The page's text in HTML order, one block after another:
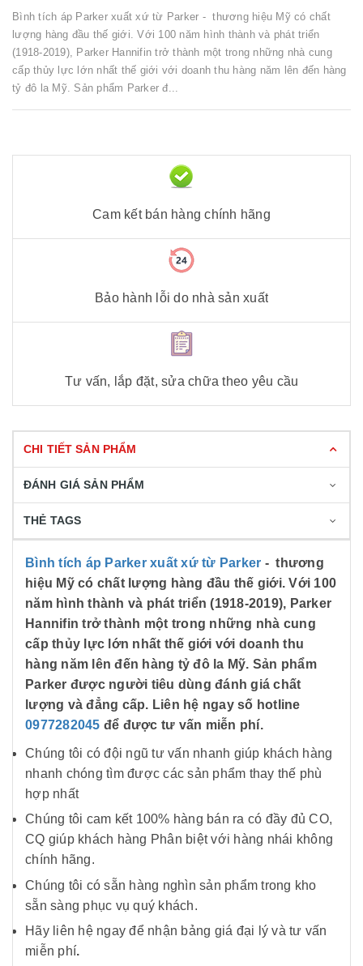
Bình tích áp Parker xuất xứ từ Parker - thương hiệu Mỹ có chất
lượng hàng đầu thế giới. Với 100 năm hình thành và phát triển
(1918-2019), Parker Hannifin trở thành một trong những nhà cung
cấp thủy lực lớn nhất thế giới với doanh thu hàng năm lên đến hàng
tỷ đô la Mỹ. Sản phẩm Parker đ...
Cam kết bán hàng chính hãng
Bảo hành lỗi do nhà sản xuất
Tư vấn, lắp đặt, sửa chữa theo yêu cầu
CHI TIẾT SẢN PHẨM
ĐÁNH GIÁ SẢN PHẨM
THẺ TAGS
Bình tích áp Parker xuất xứ từ Parker - thương
hiệu Mỹ có chất lượng hàng đầu thế giới. Với 100
năm hình thành và phát triển (1918-2019), Parker
Hannifin trở thành một trong những nhà cung
cấp thủy lực lớn nhất thế giới với doanh thu
hàng năm lên đến hàng tỷ đô la Mỹ. Sản phẩm
Parker được người tiêu dùng đánh giá chất
lượng và đẳng cấp. Liên hệ ngay số hotline
0977282045 để được tư vấn miễn phí.
Chúng tôi có đội ngũ tư vấn nhanh giúp khách hàng
nhanh chóng tìm được các sản phẩm thay thế phù
hợp nhất
Chúng tôi cam kết 100% hàng bán ra có đầy đủ CO,
CQ giúp khách hàng Phân biệt với hàng nhái không
chính hãng.
Chúng tôi có sẵn hàng nghìn sản phẩm trong kho
sẵn sàng phục vụ quý khách.
Hãy liên hệ ngay để nhận bảng giá đại lý và tư vấn
miễn phí.